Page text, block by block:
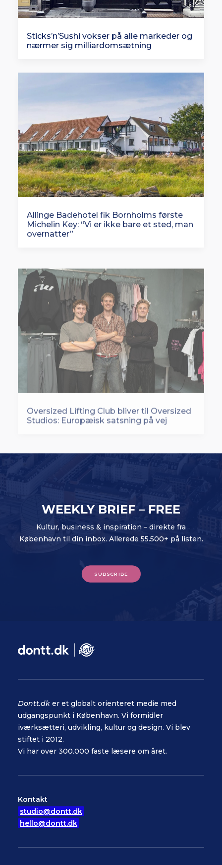
Sticks’n’Sushi vokser på alle markeder og
nærmer sig milliardomsætning
Allinge Badehotel fik Bornholms første
Michelin Key: “Vi er ikke bare et sted, man
overnatter”
Oversized Lifting Club bliver til Oversized
WEEKLY BRIEF – FREE
Kultur, business & inspiration – direkte fra
København til din inbox. Allerede 55.500+ på listen.
SUBSCRIBE
Dontt.dk er et globalt orienteret medie med
udgangspunkt i København. Vi formidler
iværksætteri, udvikling, kultur og design. Vi blev
stiftet i 2012.
Vi har over 300.000 faste læsere om året.
Kontakt
studio@dontt.dk
hello@dontt.dk